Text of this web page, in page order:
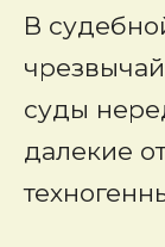
В
суды
далекие